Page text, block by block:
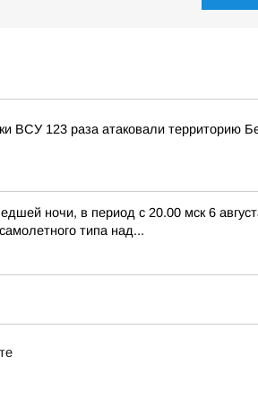
ВСУ 123 раза атаковали территорию
ночи, в период с 20.00 мск 6
типа над...